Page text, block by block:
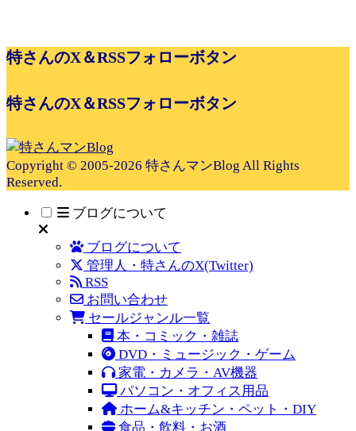
特さんのX＆RSSフォローボタン
特さんのX＆RSSフォローボタン
Copyright © 2005-2026 特さんマンBlog All Rights
Reserved.
ブログについて
ブログについて
管理人・特さんのX(Twitter)
RSS
お問い合わせ
セールジャンル一覧
本・コミック・雑誌
DVD・ミュージック・ゲーム
家電・カメラ・AV機器
パソコン・オフィス用品
ホーム&キッチン・ペット・DIY
食品・飲料・お酒